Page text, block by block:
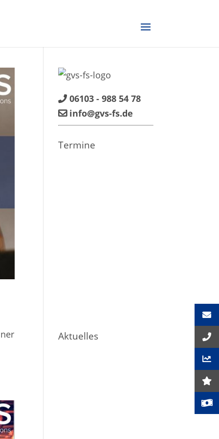
06103 - 988 54 78
info@gvs-fs.de
Termine
Aktuelles